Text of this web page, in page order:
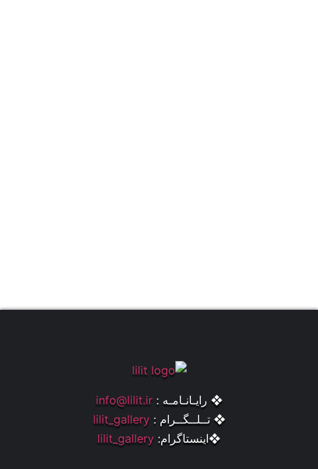
❖ رایـانـامـه : info@lilit.ir
❖ تــلــگــرام : lilit_gallery
❖اینستاگرام: lilit_gallery